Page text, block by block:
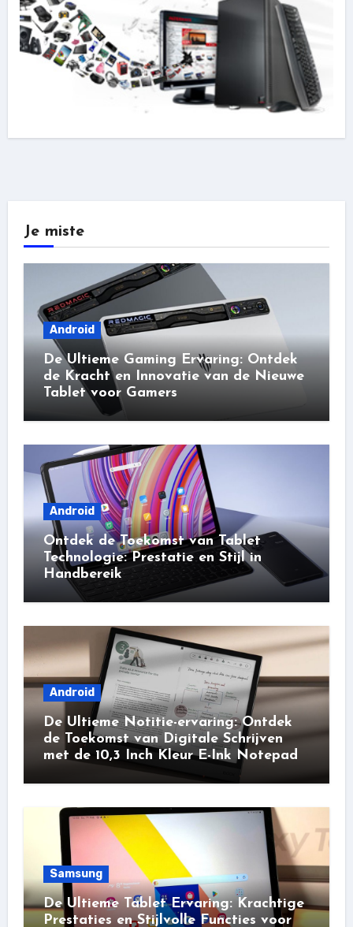
Je miste
Android
De Ultieme Gaming Ervaring: Ontdek
de Kracht en Innovatie van de Nieuwe
Tablet voor Gamers
Android
Ontdek de Toekomst van Tablet
Technologie: Prestatie en Stijl in
Handbereik
Android
De Ultieme Notitie-ervaring: Ontdek
de Toekomst van Digitale Schrijven
met de 10,3 Inch Kleur E-Ink Notepad
Samsung
De Ultieme Tablet Ervaring: Krachtige
Prestaties en Stijlvolle Functies voor